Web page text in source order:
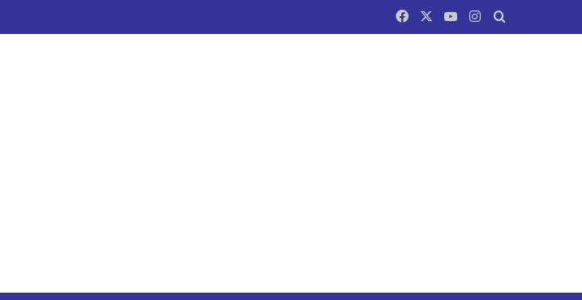
FacebookYouTubeInstagram